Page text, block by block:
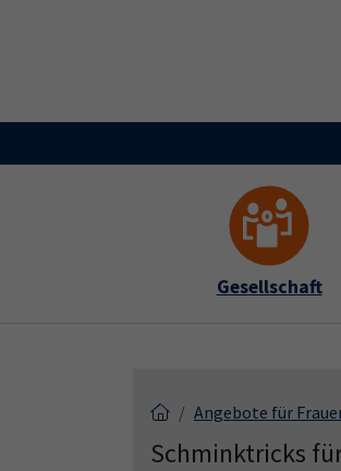
Gesellschaft
Angebote für
Schminktricks